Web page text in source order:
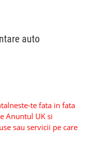
auto
te fata in fata
Anuntul UK si
sau servicii pe care